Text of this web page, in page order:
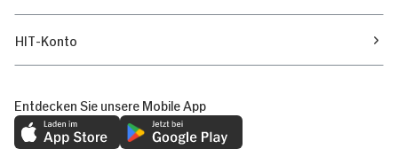
HIT-Konto
Entdecken Sie unsere Mobile App